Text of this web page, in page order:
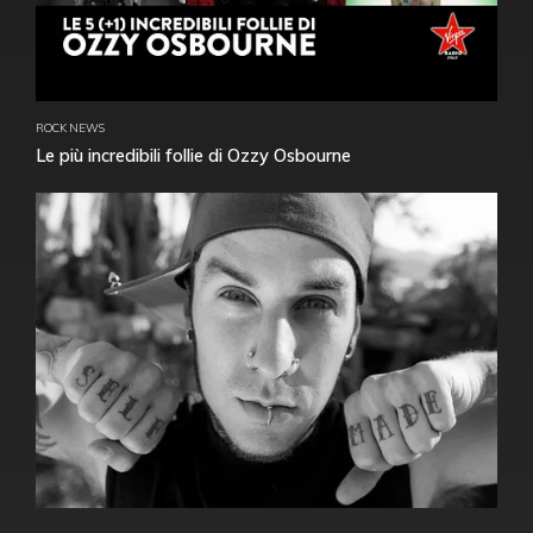
ROCK NEWS
Le più incredibili follie di Ozzy Osbourne